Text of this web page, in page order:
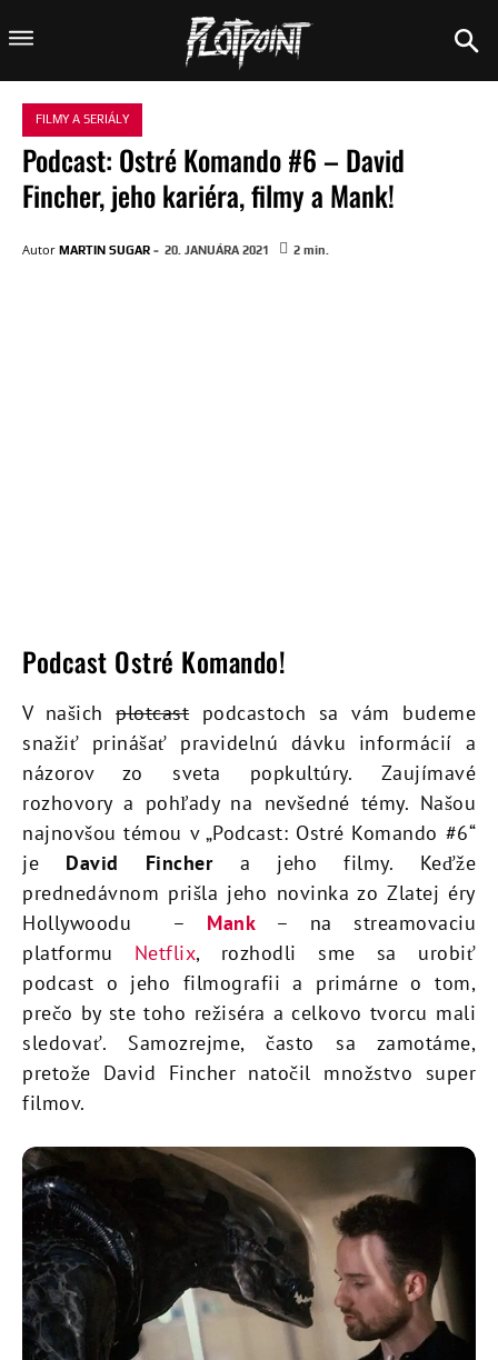
FILMY A SERIÁLY
Podcast: Ostré Komando #6 – David
Fincher, jeho kariéra, filmy a Mank!
Autor MARTIN SUGAR - 20. JANUÁRA 2021 2 min.
Podcast Ostré Komando!
V našichplotcastpodcastoch sa vám budeme
snažiť prinášať pravidelnú dávku informácií a
názorov zo sveta popkultúry. Zaujímavé
rozhovory a pohľady na nevšedné témy. Našou
najnovšou témou v „Podcast: Ostré Komando #6“
je David Finchera jeho filmy. Keďže
prednedávnom prišla jeho novinka zo Zlatej éry
Hollywoodu – Mank – na streamovaciu
platformu Netflix, rozhodli sme sa urobiť
podcast o jeho filmografii a primárne o tom,
prečo by ste toho režiséra a celkovo tvorcu mali
sledovať. Samozrejme, často sa zamotáme,
pretože David Fincher natočil množstvo super
filmov.